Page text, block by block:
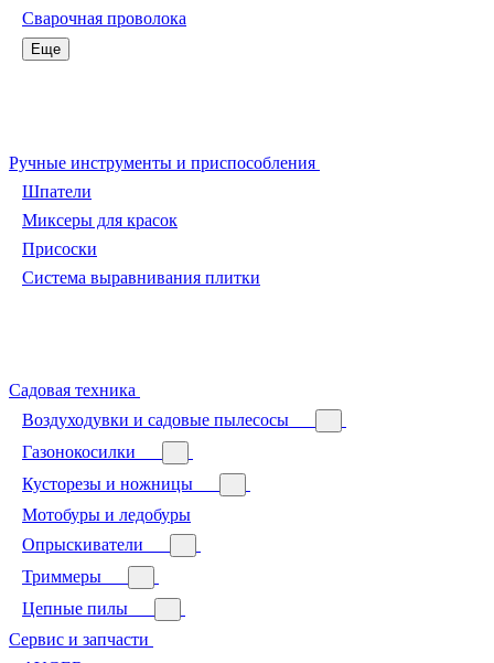
Сварочная проволока
Еще
Ручные инструменты и приспособления
Шпатели
Миксеры для красок
Присоски
Система выравнивания плитки
Садовая техника
Воздуходувки и садовые пылесосы
Газонокосилки
Кусторезы и ножницы
Мотобуры и ледобуры
Опрыскиватели
Триммеры
Цепные пилы
Сервис и запчасти